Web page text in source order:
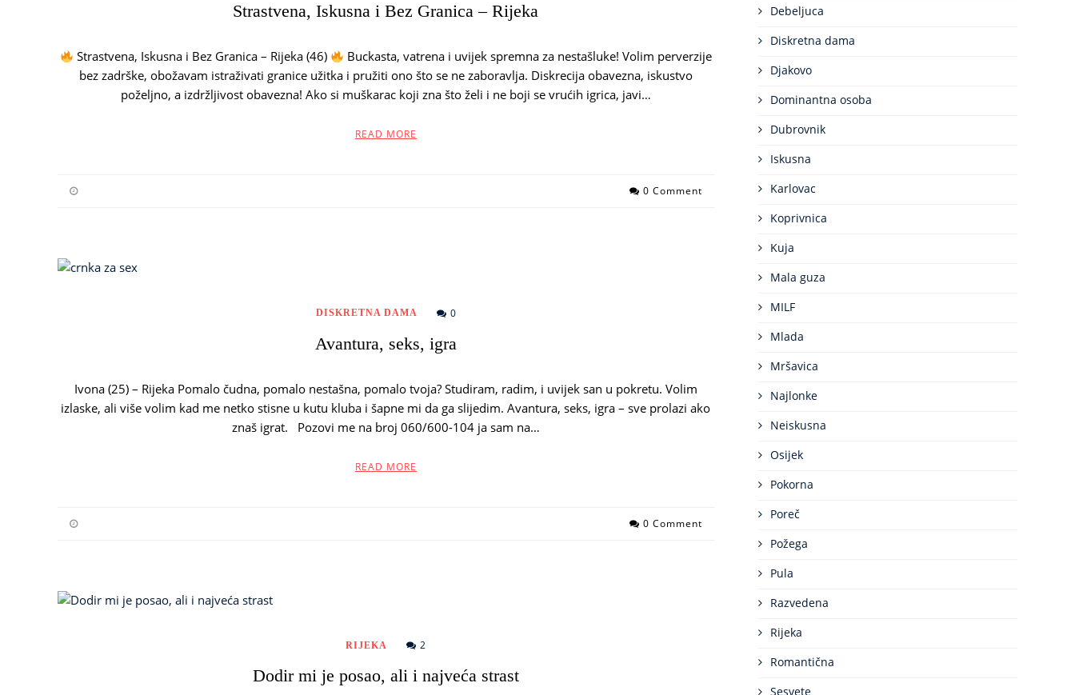
Strastvena, Iskusna i Bez Granica – Rijeka
Strastvena, Iskusna i Bez Granica – Rijeka (46)
Buckasta, vatrena i uvijek spremna za nestašluke! Volim perverzije
bez zadrške, obožavam istraživati granice užitka i pružiti ono što se ne zaboravlja. Diskrecija obavezna, iskustvo
poželjno, a izdržljivost obavezna! Ako si muškarac koji zna što želi i ne boji se vrućih igrica, javi…
READ MORE
0 Comment
DISKRETNA DAMA 0
Avantura, seks, igra
Ivona (25) – Rijeka Pomalo čudna, pomalo nestašna, pomalo tvoja? Studiram, radim, i uvijek san u pokretu. Volim
izlaske, ali više volim kad me netko stisne u kutu kluba i šapne mi da ga slijedim. Avantura, seks, igra – sve prolazi ako
znaš igrat. Pozovi me na broj 060/600-104 ja sam na…
READ MORE
0 Comment
RIJEKA 2
Dodir mi je posao, ali i najveća strast
Debeljuca
Diskretna dama
Djakovo
Dominantna osoba
Dubrovnik
Iskusna
Karlovac
Koprivnica
Kuja
Mala guza
MILF
Mlada
Mršavica
Najlonke
Neiskusna
Osijek
Pokorna
Poreč
Požega
Pula
Razvedena
Rijeka
Romantična
Sesvete